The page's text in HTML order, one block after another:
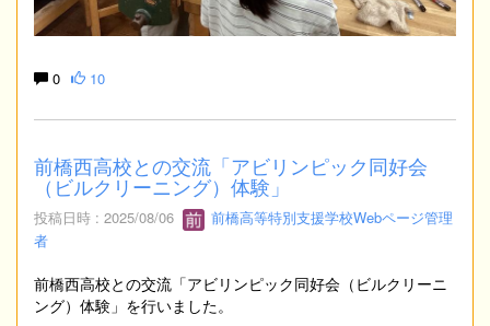
0 10
前橋西高校との交流「アビリンピック同好会
（ビルクリーニング）体験」
投稿日時 : 2025/08/06
前橋高等特別支援学校Webページ管理
者
前橋西高校との交流「アビリンピック同好会（ビルクリーニ
ング）体験」を行いました。